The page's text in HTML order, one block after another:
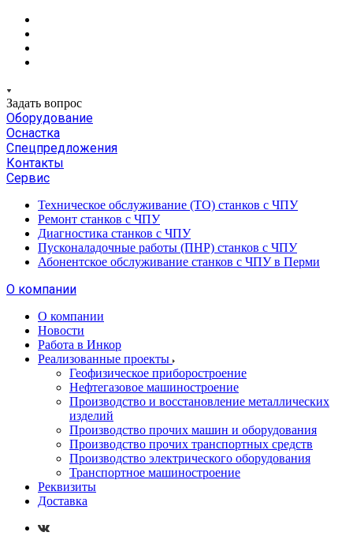
Задать вопрос
Оборудование
Оснастка
Спецпредложения
Контакты
Сервис
Техническое обслуживание (ТО) станков с ЧПУ
Ремонт станков с ЧПУ
Диагностика станков с ЧПУ
Пусконаладочные работы (ПНР) станков с ЧПУ
Абонентское обслуживание станков с ЧПУ в Перми
О компании
О компании
Новости
Работа в Инкор
Реализованные проекты
Геофизическое приборостроение
Нефтегазовое машиностроение
Производство и восстановление металлических
изделий
Производство прочих машин и оборудования
Производство прочих транспортных средств
Производство электрического оборудования
Транспортное машиностроение
Реквизиты
Доставка